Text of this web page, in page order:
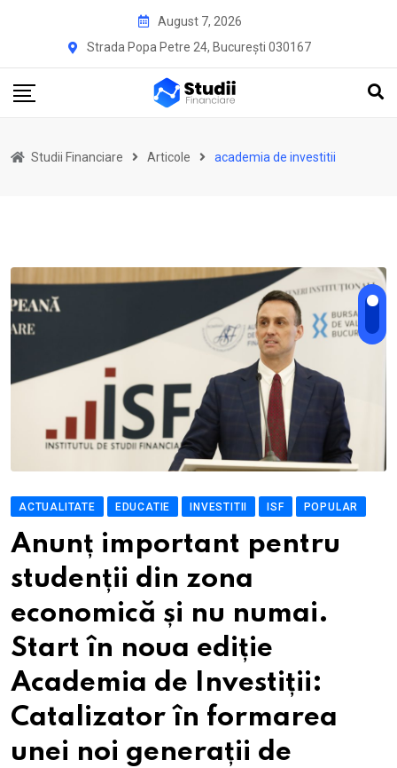
August 7, 2026
Strada Popa Petre 24, București 030167
Studii Financiare Articole academia de investitii
ACTUALITATE EDUCATIE INVESTITII ISF POPULAR
Anunț important pentru
studenții din zona
economică și nu numai.
Start în noua ediție
Academia de Investiții:
Catalizator în formarea
unei noi generații de